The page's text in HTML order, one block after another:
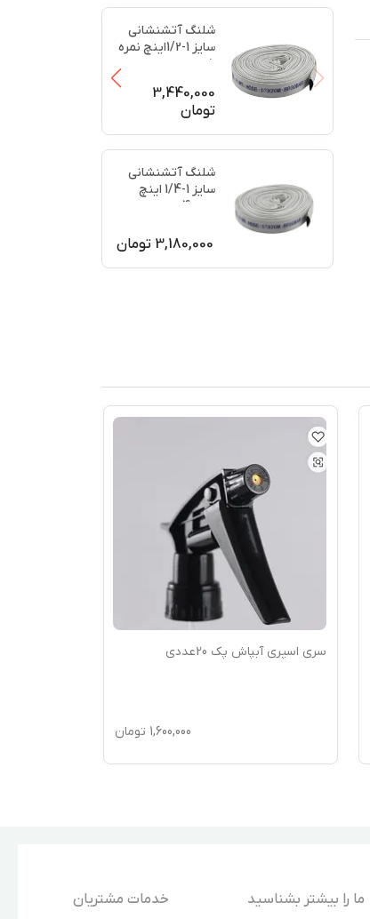
شلنگ آتشنشانی
سایز 1-1/2اینچ نمره
5
3,440,000
تومان
شلنگ آتشنشانی
سایز 1-1/4 اینچ
3,180,000 تومان
سری اسپری آبپاش پک 20عددی
1,600,000 تومان
ما را بیشتر بشناسید خدمات مشتریان